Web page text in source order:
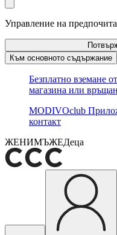
Управление на
Към основното съдържание
Безплатно вземане
магазина или
MODIVOclub
контакт
ЖЕНИМЪЖЕДеца